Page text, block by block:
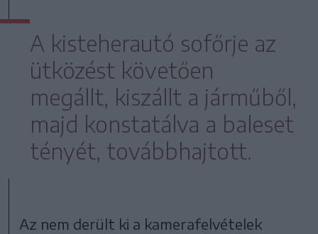
A kisteherautó sofőrje az
ütközést követően
megállt, kiszállt a járműből,
majd konstatálva a baleset
tényét, továbbhajtott.
Az nem derült ki a kamerafelvételek